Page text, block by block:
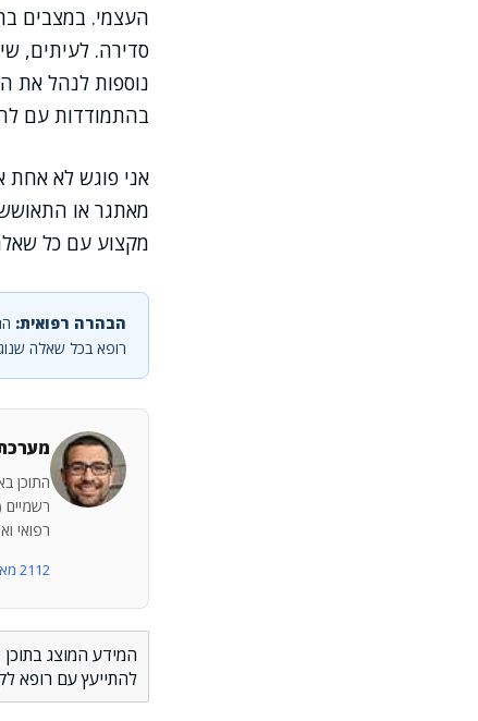
העצמי. במצבים
סדירה. לעיתים,
נוספות לנהל את
בהתמודדות עם
אני פוגש לא אחת
מאתגר או
מקצוע עם כל
הבהרה רפואית:
רופא בכל שאלה
התוכן
רשמיים
רפואי
2112 מאמרים נוספים
המידע המוצג
להתייעץ עם רופא